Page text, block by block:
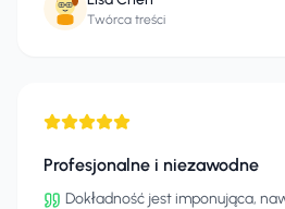
Twórca treści
Profesjonalne i niezawodne
Dokładność jest imponująca,